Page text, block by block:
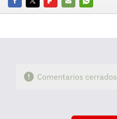
FacebookTwitterFlipboard
E-
Whatsapp
Comentarios cerrados